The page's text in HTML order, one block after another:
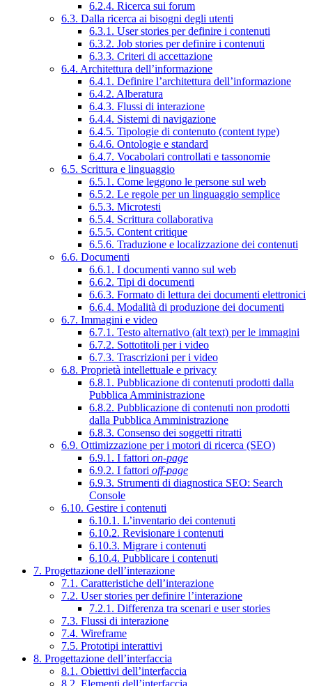
6.2.4. Ricerca sui forum
6.3. Dalla ricerca ai bisogni degli utenti
6.3.1. User stories per definire i contenuti
6.3.2. Job stories per definire i contenuti
6.3.3. Criteri di accettazione
6.4. Architettura dell’informazione
6.4.1. Definire l’architettura dell’informazione
6.4.2. Alberatura
6.4.3. Flussi di interazione
6.4.4. Sistemi di navigazione
6.4.5. Tipologie di contenuto (content type)
6.4.6. Ontologie e standard
6.4.7. Vocabolari controllati e tassonomie
6.5. Scrittura e linguaggio
6.5.1. Come leggono le persone sul web
6.5.2. Le regole per un linguaggio semplice
6.5.3. Microtesti
6.5.4. Scrittura collaborativa
6.5.5. Content critique
6.5.6. Traduzione e localizzazione dei contenuti
6.6. Documenti
6.6.1. I documenti vanno sul web
6.6.2. Tipi di documenti
6.6.3. Formato di lettura dei documenti elettronici
6.6.4. Modalità di produzione dei documenti
6.7. Immagini e video
6.7.1. Testo alternativo (alt text) per le immagini
6.7.2. Sottotitoli per i video
6.7.3. Trascrizioni per i video
6.8. Proprietà intellettuale e privacy
6.8.1. Pubblicazione di contenuti prodotti dalla
Pubblica Amministrazione
6.8.2. Pubblicazione di contenuti non prodotti
dalla Pubblica Amministrazione
6.8.3. Consenso dei soggetti ritratti
6.9. Ottimizzazione per i motori di ricerca (SEO)
6.9.1. I fattori on-page
6.9.2. I fattori off-page
6.9.3. Strumenti di diagnostica SEO: Search
Console
6.10. Gestire i contenuti
6.10.1. L’inventario dei contenuti
6.10.2. Revisionare i contenuti
6.10.3. Migrare i contenuti
6.10.4. Pubblicare i contenuti
7. Progettazione dell’interazione
7.1. Caratteristiche dell’interazione
7.2. User stories per definire l’interazione
7.2.1. Differenza tra scenari e user stories
7.3. Flussi di interazione
7.4. Wireframe
7.5. Prototipi interattivi
8. Progettazione dell’interfaccia
8.1. Obiettivi dell’interfaccia
8.2. Elementi dell’interfaccia